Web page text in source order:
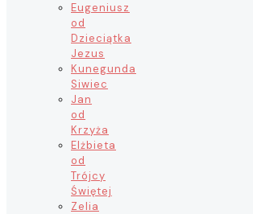
Eugeniusz
od
Dzieciątka
Jezus
Kunegunda
Siwiec
Jan
od
Krzyża
Elżbieta
od
Trójcy
Świętej
Zelia